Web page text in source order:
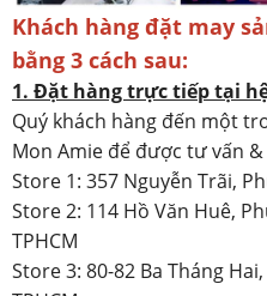
Khách hàng đặt may
bằng 3 cách sau:
1. Đặt hàng trực tiếp tại
Quý khách hàng đến một
Mon Amie để được tư vấn
Store 1: 357 Nguyễn Trãi,
Store 2: 114 Hồ Văn Huê,
TPHCM
Store 3: 80-82 Ba Tháng